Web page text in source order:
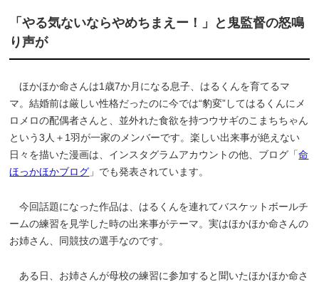
「やる気ないならやめちまえー！」と鬼監督の怒鳴
り声が
ほかほか命さんは1歳7か月になる息子、はるくんを育てるマ
マ。結婚前は厳しい性格だったのに今では“豹変”してはるくんにメ
ロメロの配偶者さんと、並外れた食欲を持つウサギのこまちちゃん
という3人＋1羽が一家のメンバーです。楽しい出来事が絶えない
日々を描いた漫画は、インスタグラムアカウントの他、ブログ「命
ほっかほかブログ 」でも発表されています。
今回話題になった作品は、はるくんを連れてバスケットボールチ
ームの練習を見学した時の出来事がテーマ。実はほかほか命さんの
お姉さん、同競技の選手なのです。
ある日、お姉さんが母校の練習に参加すると聞いたほかほか命さ